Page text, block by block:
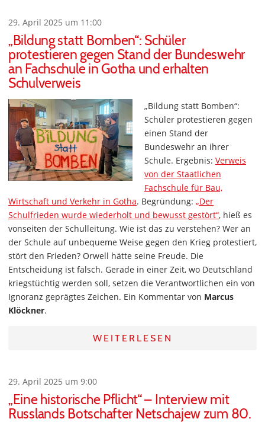
29. April 2025 um 11:00
„Bildung statt Bomben“: Schüler
protestieren gegen Stand der Bundeswehr
an Fachschule in Gotha und erhalten
Schulverweis
„Bildung statt Bomben“:
Schüler protestieren gegen
einen Stand der
Bundeswehr an ihrer
Schule. Ergebnis: Verweis
von der Staatlichen
Fachschule für Bau,
Wirtschaft und Verkehr in Gotha. Begründung: „Der
Schulfrieden wurde wiederholt und bewusst gestört“, hieß es
vonseiten der Schulleitung. Wie ist das zu verstehen? Wer an
der Schule auf unbequeme Weise gegen den Krieg protestiert,
stört den Frieden? Orwell hätte seine Freude. Die
Entscheidung ist falsch. Gerade in einer Zeit, wo Deutschland
kriegstüchtig werden soll, setzen die Verantwortlichen ein von
Ignoranz geprägtes Zeichen. Ein Kommentar von Marcus
Klöckner.
WEITERLESEN
29. April 2025 um 9:00
„Eine historische Pflicht“ – Interview mit
Russlands Botschafter Netschajew zum 80.